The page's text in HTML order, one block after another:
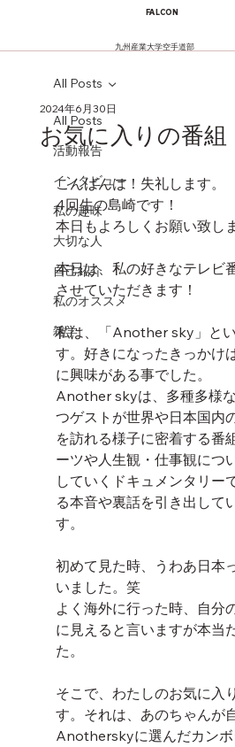
FALCON
九州産業大学空手道部
All Posts
活動報告
インタビュー
私の趣味
大切な人
自己紹介
私のオススメ
雑学
All Posts
お気に入りの番組
2024年6月30日
こんばんは！失礼します。
4回生の島崎です！
本日もよろしくお願い致し
本日は、私の好きなテレビ
させていただきます！
私は、「Another sky」と
す。好きになったきっかけ
に興味がある事でした。
Another skyは、多種多様
つゲストが世界や日本国内
を訪れる様子に密着する番
ーツや人生観・仕事観につ
していくドキュメンタリー
る本音や裏話を引き出して
す。
初めて見た時、うわあ日本
いました。笑
よく海外に行った時、自分
に見えると言いますが本当
た。
そこで、わたしのお気に入
す。それは、あのちゃんが
Anotherskyに選んだカン